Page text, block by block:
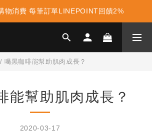
點心新上市 ! 點這裡享優惠👈
物消費 每筆訂單LINEPOINT回饋2%
點心新上市 ! 點這裡享優惠👈
/喝黑咖啡能幫助肌肉成長？
能幫助肌肉成長？
2020-03-17